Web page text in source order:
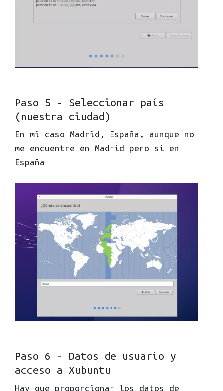
Paso 5 - Seleccionar país
(nuestra ciudad)
En mi caso Madrid, España, aunque no
me encuentre en Madrid pero si en
España
Paso 6 - Datos de usuario y
acceso a Xubuntu
Hay que proporcionar los datos de